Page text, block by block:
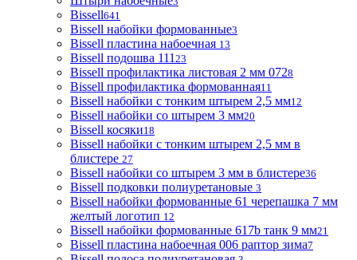
Bissell641
Bissell набойки формованные3
Bissell пластина набоечная 13
Bissell подошва 111 23
Bissell профилактика листовая 2 мм 0728
Bissell профилактика формованная11
Bissell набойки с тонким штырем 2,5 мм12
Bissell набойки со штырем 3 мм20
Bissell косяки18
Bissell набойки с тонким штырем 2,5 мм в
блистере 27
Bissell набойки со штырем 3 мм в блистере36
Bissell подковки полиуретановые 3
Bissell набойки формованные 61 черепашка 7 мм
желтый логотип 12
Bissell набойки формованные 617b танк 9 мм21
Bissell пластина набоечная 006 раптор зима7